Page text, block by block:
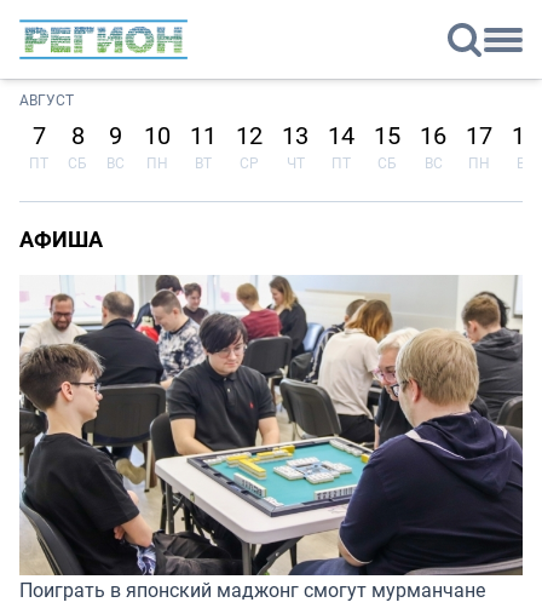
АВГУСТ
7
ПТ
8
СБ
9
ВС
10
ПН
11
ВТ
12
СР
13
ЧТ
14
ПТ
15
СБ
16
ВС
17
ПН
18
ВТ
АФИША
Поиграть в японский маджонг смогут мурманчане